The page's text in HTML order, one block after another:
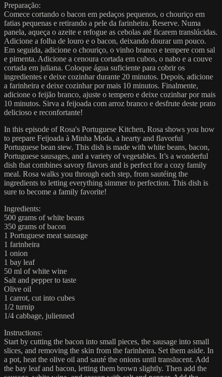
Preparação:
Comece cortando o bacon em pedaços pequenos, o chouriço em
fatias pequenas e retirando a pele da farinheira. Reserve. Numa
panela, aqueça o azeite e refogue as cebolas até ficarem translúcidas.
Adicione a folha de louro e o bacon, deixando dourar um pouco.
Em seguida, adicione o chouriço, o vinho branco e tempere com sal
e pimenta. Adicione a cenoura cortada em cubos, o nabo e a couve
cortada em juliana. Coloque água suficiente para cobrir os
ingredientes e deixe cozinhar durante 20 minutos. Depois, adicione
a farinheira e deixe cozinhar por mais 10 minutos. Finalmente,
adicione o feijão branco, ajuste o tempero e deixe cozinhar por mais
10 minutos. Sirva a feijoada com arroz branco e desfrute deste prato
delicioso e reconfortante!
In this episode of Rosa's Portuguese Kitchen, Rosa shows you how
to prepare Feijoada à Minha Moda, a hearty and flavorful
Portuguese bean stew. This dish is made with white beans, bacon,
Portuguese sausages, and a variety of vegetables. It’s a wonderful
dish that combines savory flavors and is perfect for a cozy family
meal. Rosa walks you through each step, from sautéing the
ingredients to letting everything simmer to perfection. This dish is
sure to become a family favorite!
Ingredients:
500 grams of white beans
350 grams of bacon
1 Portuguese meat sausage
1 farinheira
1 onion
1 bay leaf
50 ml of white wine
Salt and pepper to taste
Olive oil
1 carrot, cut into cubes
1/2 turnip
1/4 cabbage, julienned
Instructions:
Start by cutting the bacon into small pieces, the sausage into small
slices, and removing the skin from the farinheira. Set them aside. In
a pot, heat the olive oil and sauté the onions until translucent. Add
the bay leaf and bacon, letting them brown slightly. Then add the